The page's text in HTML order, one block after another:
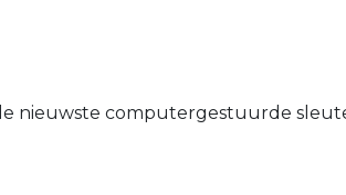
nieuwste computergestuurde